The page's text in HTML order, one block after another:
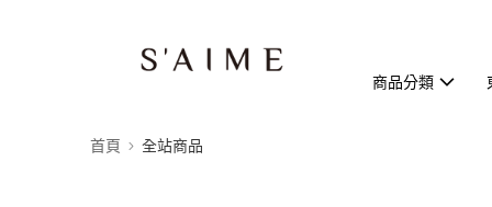
商品分類
首頁 全站商品